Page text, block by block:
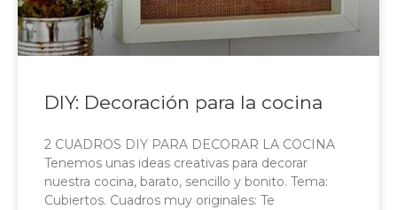
DIY: Decoración para la cocina
2 CUADROS DIY PARA DECORAR LA COCINA
Tenemos unas ideas creativas para decorar
nuestra cocina, barato, sencillo y bonito. Tema:
Cubiertos. Cuadros muy originales: Te